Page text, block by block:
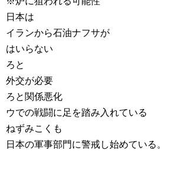
日本は
イランから石油ナフサが
はいらない
ろと
外交が必要
ろと関係悪化
ウでの戦闘に足を踏み入れている
ねずみこくも
日本の軍事部門に警戒し始めている。